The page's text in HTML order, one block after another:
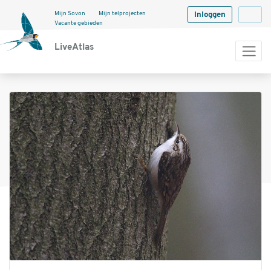
LiveAtlas
Mijn Sovon
Mijn telprojecten
Vacante gebieden
Inloggen